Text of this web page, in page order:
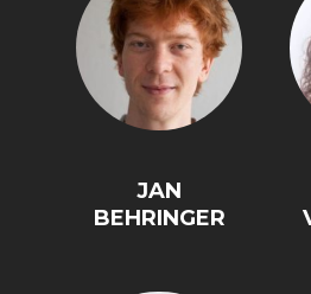
STATUS
OUTPUT
JAN
BEHRINGER